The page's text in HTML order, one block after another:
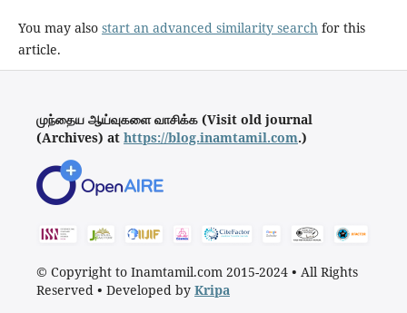
You may also start an advanced similarity searchfor this
article.
முந்தைய ஆய்வுகளை வாசிக்க (Visit old journal
(Archives) at https://blog.inamtamil.com.)
© Copyright to Inamtamil.com 2015-2024 • All Rights
Reserved • Developed by Kripa